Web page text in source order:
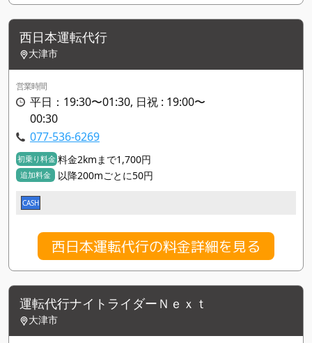
西日本運転代行
大津市
営業時間
平日：19:30〜01:30, 日祝 : 19:00〜
00:30
077-536-6269
初乗り料金 料金2kmまで1,700円
追加料金 以降200mごとに50円
CASH
西日本運転代行の料金詳細を見る
運転代行ナイトライダーＮｅｘｔ
大津市